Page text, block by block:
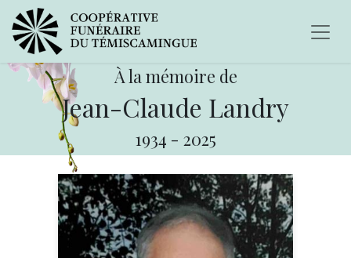
À la mémoire de
Jean-Claude Landry
1934 - 2025